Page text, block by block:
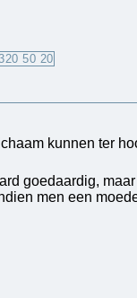
50 20
kunnen ter
goedaardig,
men een